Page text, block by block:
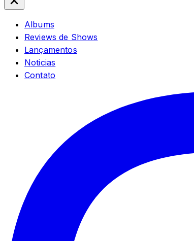
Albums
Reviews de Shows
Lançamentos
Noticias
Contato